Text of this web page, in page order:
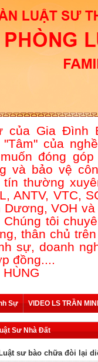
của Gia Đình
của
đóng góp
và bảo vệ
thường
ANTV, VTC,
VOH và
tôi
thân chủ
sự, doanh
đồng....
Sự VIDEO LS TRẦN
Sư Nhà Đất
Luật sư bào chữa đòi lại